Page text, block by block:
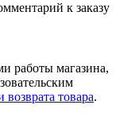
к заказу
работы магазина,
возврата товара.